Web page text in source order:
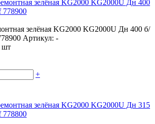
зелёная KG2000 KG2000U Дн 400 б/
Артикул: -
шт
+